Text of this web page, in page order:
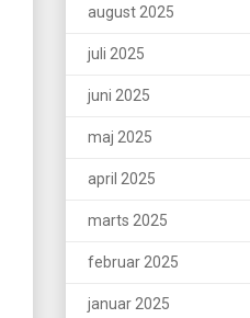
august 2025
juli 2025
juni 2025
maj 2025
april 2025
marts 2025
februar 2025
januar 2025